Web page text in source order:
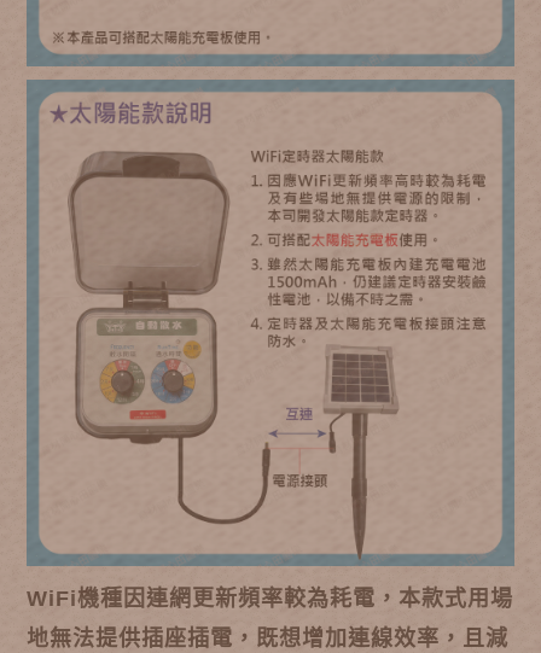
WiFi機種因連網更新頻率較為耗電，本款式用場
地無法提供插座插電，既想增加連線效率，且減